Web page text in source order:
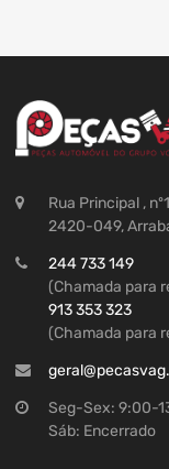
Rua Principal ,
2420-049,
244 733 149
(Chamada para
913 353 323
(Chamada para
Seg-Sex: 9:00-
Sáb: Encerrado